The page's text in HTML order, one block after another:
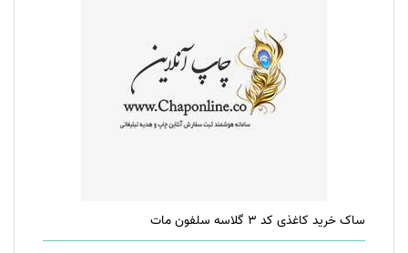
ساک خرید کاغذی کد 3 گلاسه سلفون مات